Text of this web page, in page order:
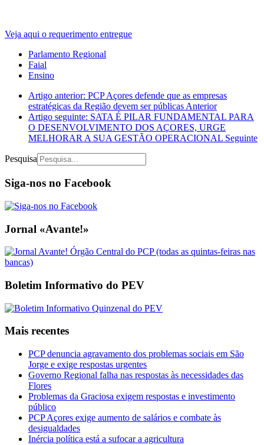
Veja aqui o requerimento entregue
Parlamento Regional
Faial
Ensino
Artigo anterior: PCP Açores defende que as empresas
estratégicas da Região devem ser públicasAnterior
Artigo seguinte: SATA É PILAR FUNDAMENTAL PARA
O DESENVOLVIMENTO DOS AÇORES, URGE
MELHORAR A SUA GESTÃO OPERACIONAL Seguinte
Pesquisa
Siga-nos no Facebook
Jornal «Avante!»
Boletim Informativo do PEV
Mais recentes
PCP denuncia agravamento dos problemas sociais em São
Jorge e exige respostas urgentes
Governo Regional falha nas respostas às necessidades das
Flores
Problemas da Graciosa exigem respostas e investimento
público
PCP Açores exige aumento de salários e combate às
desigualdades
Inércia política está a sufocar a agricultura